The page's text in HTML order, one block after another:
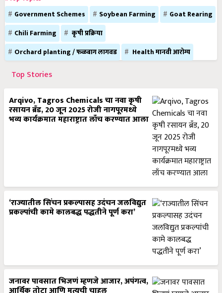
Government Schemes Soybean Farming
Goat Rearing
Chili Farming
कृषी प्रक्रिया
Orchard planting / फळबाग लागवड
Health मानवी आरोग्य
Top Stories
Arqivo, Tagros Chemicals चा नवा कृषी
रसायन ब्रँड, 20 जून 2025 रोजी नागपूरमध्ये
भव्य कार्यक्रमात महाराष्ट्रात लाँच करण्यात आला
‘राज्यातील सिंचन प्रकल्पासह उदंचन जलविद्युत
प्रकल्पांची कामे कालबद्ध पद्धतीने पूर्ण करा’
जनावर पावसात भिजणं म्हणजे आजार, अपंगत्व,